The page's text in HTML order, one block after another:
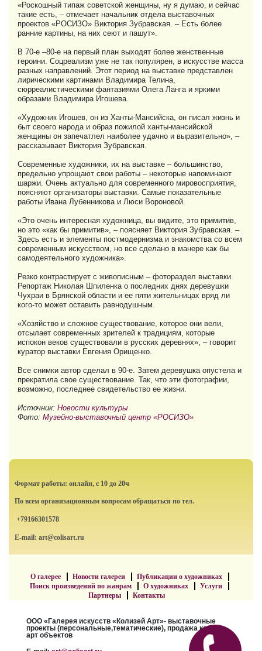
«Роскошный типаж советской женщины, ну я думаю, и сейчас
такие есть, – отмечает начальник отдела выставочных
проектов «РОСИЗО» Виктория Зубравская. – Есть более
ранние картины, на них сеют и пашут».
В 70-е –80-е на первый план выходят более женственные
героини. Соцреализм уже не так популярен, в искусстве масса
разных направлений. Этот период на выставке представлен
лирическими картинами Владимира Телина,
сюрреалистическими фантазиями Олега Ланга и яркими
образами Владимира Игошева.
«Художник Игошев, он из Ханты-Мансийска, он писал жизнь и
быт своего народа и образ пожилой ханты-мансийской
женщины он запечатлел наиболее удачно и выразительно», –
рассказывает Виктория Зубравская.
Современные художники, их на выставке – большинство,
предельно упрощают свои работы – некоторые напоминают
шаржи. Очень актуально для современного мировосприятия,
поясняют организаторы выставки. Самые показательные
работы Ивана Лубенникова и Люси Вороновой.
«Это очень интересная художница, вы видите, это примитив,
но это «как бы примитив», – поясняет Виктория Зубравская. –
Здесь есть и элементы постмодернизма и знакомства со всем
современным искусством, но все сделано в манере как бы
самодеятельного художника».
Резко контрастирует с живописным – фотораздел выставки.
Репортаж Николая Шпиленка о последних днях деревушки
Чухраи в Брянской области и ее пяти жительницах вряд ли
кого-то может оставить равнодушным.
«Хозяйство и сложное существование, которое они вели,
отсылает современных зрителей к традициям, которые
испокон веков существовали в русских деревнях», – говорит
куратор выставки Евгения Орищенко.
Все снимки автор сделал в 90-е. Затем деревушка опустела и
прекратила свое существование. Так, что эти фотографии,
возможно, последнее свидетельство ее жизни.
Источник: Новости культуры
Фото: Музейно-выставочный центр «РОСИЗО»
Формат работы: онлайн, с 10 до 20ч
По всем организационным вопросам обращаться по тел.
+79166301578
E-mail: art@colisart.ru
О галерее Новости галереи
Публикации о художниках
Поиск произведений по жанрам
О художниках
Услуги
Партнеры
Контакты
ООО «Галерея искусств «Колизей Арт»- выставочные
проекты (персональные,тематические), продажа картин,
арт объектов